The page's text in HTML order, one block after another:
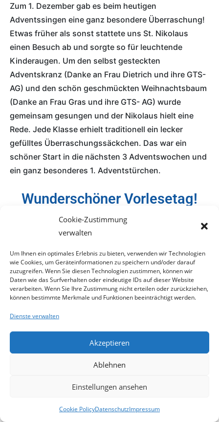
Cookie-Zustimmung
verwalten
Um Ihnen ein optimales Erlebnis zu bieten, verwenden wir Technologien
wie Cookies, um Geräteinformationen zu speichern und/oder darauf
zuzugreifen. Wenn Sie diesen Technologien zustimmen, können wir
Daten wie das Surfverhalten oder eindeutige IDs auf dieser Website
verarbeiten. Wenn Sie Ihre Zustimmung nicht erteilen oder zurückziehen,
können bestimmte Merkmale und Funktionen beeinträchtigt werden.
Dienste verwalten
Akzeptieren
Ablehnen
Einstellungen ansehen
Cookie PolicyDatenschutzImpressum
Zum 1. Dezember gab es beim heutigen
Adventssingen eine ganz besondere Überraschung!
Etwas früher als sonst stattete uns St. Nikolaus
einen Besuch ab und sorgte so für leuchtende
Kinderaugen. Um den selbst gesteckten
Adventskranz (Danke an Frau Dietrich und ihre GTS-
AG) und den schön geschmückten Weihnachtsbaum
(Danke an Frau Gras und ihre GTS- AG) wurde
gemeinsam gesungen und der Nikolaus hielt eine
Rede. Jede Klasse erhielt traditionell ein lecker
gefülltes Überraschungssäckchen. Das war ein
schöner Start in die nächsten 3 Adventswochen und
ein ganz besonderes 1. Adventstürchen.
Wunderschöner Vorlesetag!
Anbei einige Eindrücke von einem wieder mal
Dank an ALLE, die dazu beigetragen und uns in